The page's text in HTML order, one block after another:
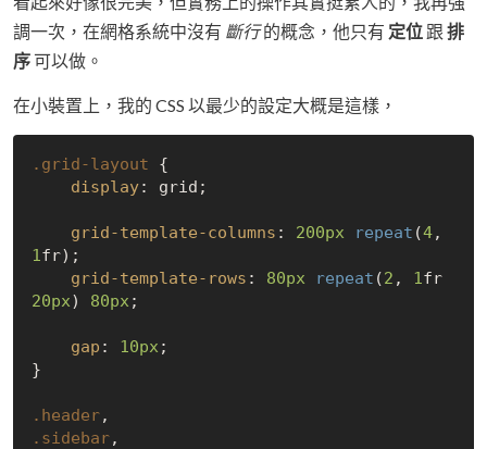
調一次，在網格系統中沒有 斷行的概念，他只有 定位 跟 排
序 可以做。
在小裝置上，我的 CSS 以最少的設定大概是這樣，
.grid-layout {
display: grid;
grid-template-columns : 200px repeat (4
1fr);
grid-template-rows : 80px repeat (2 , 1
fr
20px) 80px ;
gap : 10px ;
}
.header
.sidebar